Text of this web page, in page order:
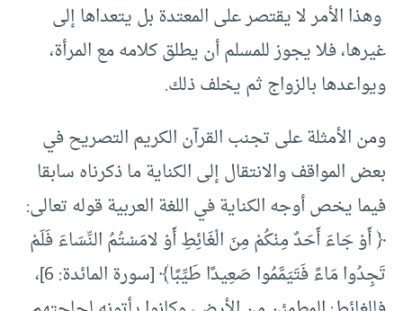
وهذا الأمر لا يقتصر على المعتدة بل يتعداها إلى
غيرها، فلا يجوز للمسلم أن يطلق كلامه مع المرأة،
ويواعدها بالزواج ثم يخلف ذلك.
ومن الأمثلة على تجنب القرآن الكريم التصريح في
بعض المواقف والانتقال إلى الكناية ما ذكرناه سابقا
فيما يخص أوجه الكناية في اللغة العربية قوله تعالى:
﴿ أَوْ جَاءَ أَحَدٌ مِنْكُمْ مِنَ الْغَائِطِ أَوْ لامَسْتُمُ النِّسَاءَ فَلَمْ
تَجِدُوا مَاءً فَتَيَمَّمُوا صَعِيدًا طَيِّبًا﴾ [سورة المائدة: 6]،